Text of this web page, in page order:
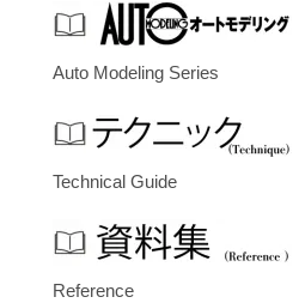
Auto Modeling Series
Technical Guide
Reference